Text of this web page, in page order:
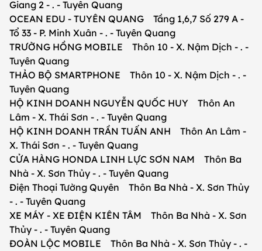
Giang 2 - . - Tuyên Quang
OCEAN EDU - TUYÊN QUANG Tầng 1,6,7 Số 279 A -
Tổ 33 - P. Minh Xuân - . - Tuyên Quang
TRƯỜNG HỒNG MOBILE Thôn 10 - X. Nậm Dịch - . -
Tuyên Quang
THẢO BỘ SMARTPHONE Thôn 10 - X. Nậm Dịch - . -
Tuyên Quang
HỘ KINH DOANH NGUYỄN QUỐC HUY Thôn An
Lâm - X. Thái Sơn - . - Tuyên Quang
HỘ KINH DOANH TRẦN TUẤN ANH Thôn An Lâm -
X. Thái Sơn - . - Tuyên Quang
CỬA HÀNG HONDA LINH LỰC SƠN NAM Thôn Ba
Nhà - X. Sơn Thủy - . - Tuyên Quang
Điện Thoại Tường Quyên Thôn Ba Nhà - X. Sơn Thủy
- . - Tuyên Quang
XE MÁY - XE ĐIỆN KIÊN TÂM Thôn Ba Nhà - X. Sơn
Thủy - . - Tuyên Quang
ĐOÀN LỘC MOBILE Thôn Ba Nhà - X. Sơn Thủy - . -